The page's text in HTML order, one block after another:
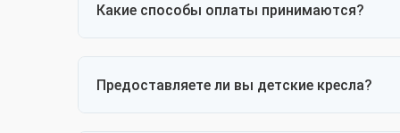
Какие способы оплаты принимаются?
Предоставляете ли вы детские кресла?